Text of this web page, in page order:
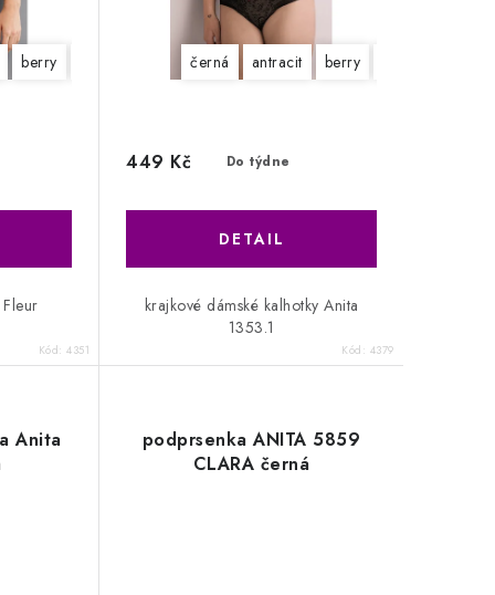
berry
Kód:4351
černá antracit berry
Do týdne
449 Kč
krajkové dámské kalhotky Anita
1353.1
Kód: 4379
Anita
podprsenka ANITA 5859
CLARA černá